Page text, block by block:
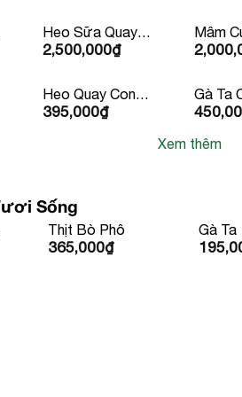
Heo Sữa Quay
Trên 5Kg
2,500,000₫
Mâm
Phát
Heo Quay Con
Lớn 10kg Trở
395,000₫
Gà Ta
Sẵn
Xem thêm
Sống
Gà Ta
195,000₫
Cá Bớp